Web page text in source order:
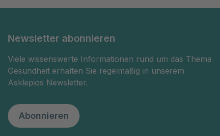
Newsletter abonnieren
Viele wissenswerte Informationen rund um das Thema
Gesundheit erhalten Sie regelmäßig in unserem
Asklepios Newsletter.
Abonnieren